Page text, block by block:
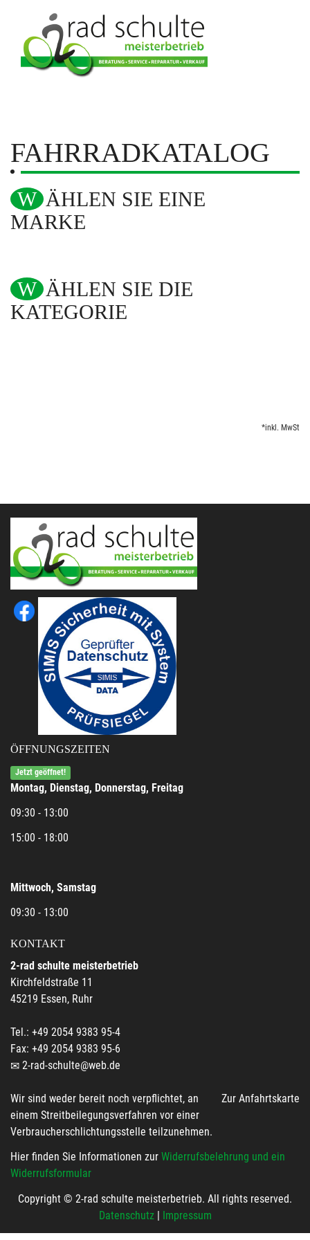
FAHRRADKATALOG
WÄHLEN SIE EINE
MARKE
WÄHLEN SIE DIE
KATEGORIE
*inkl. MwSt
ÖFFNUNGSZEITEN
Jetzt geöffnet!
Montag, Dienstag, Donnerstag, Freitag
09:30 - 13:00
15:00 - 18:00
Mittwoch, Samstag
09:30 - 13:00
KONTAKT
2-rad schulte meisterbetrieb
Kirchfeldstraße 11
45219 Essen, Ruhr
Tel.: +49 2054 9383 95-4
Fax: +49 2054 9383 95-6
2-rad-schulte@web.de
Zur Anfahrtskarte
Wir sind weder bereit noch verpflichtet, an
einem Streitbeilegungsverfahren vor einer
Verbraucherschlichtungsstelle teilzunehmen.
Hier finden Sie Informationen zur Widerrufsbelehrung und ein
Widerrufsformular
Copyright © 2-rad schulte meisterbetrieb. All rights reserved.
Datenschutz| Impressum